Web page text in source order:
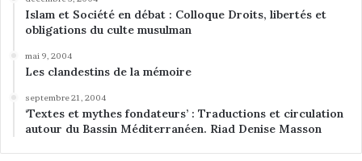
Islam et Société en débat : Colloque Droits, libertés et
obligations du culte musulman
mai 9, 2004
Les clandestins de la mémoire
septembre 21, 2004
‘Textes et mythes fondateurs’ : Traductions et circulation
autour du Bassin Méditerranéen. Riad Denise Masson